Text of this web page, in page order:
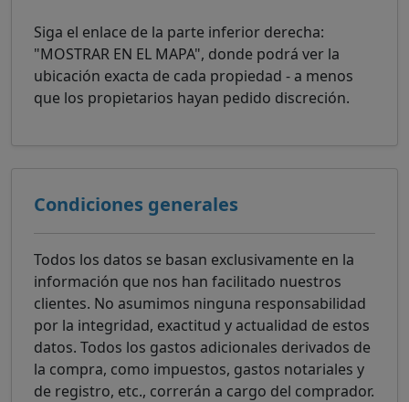
Siga el enlace de la parte inferior derecha:
"MOSTRAR EN EL MAPA", donde podrá ver la
ubicación exacta de cada propiedad - a menos
que los propietarios hayan pedido discreción.
Condiciones generales
Todos los datos se basan exclusivamente en la
información que nos han facilitado nuestros
clientes. No asumimos ninguna responsabilidad
por la integridad, exactitud y actualidad de estos
datos. Todos los gastos adicionales derivados de
la compra, como impuestos, gastos notariales y
de registro, etc., correrán a cargo del comprador.